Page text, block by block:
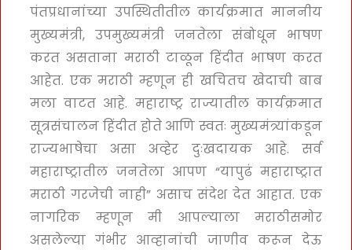
पंतप्रधानांच्या उपस्थितीतील कार्यक्रमात माननीय
मुख्यमंत्री, उपमुख्यमंत्री जनतेला संबोधून भाषण
करत असताना मराठी टाळून हिंदीत भाषण करत
आहेत. एक मराठी म्हणून ही खचितच खेदाची बाब
मला वाटत आहे. महाराष्ट्र राज्यातील कार्यक्रमात
सूत्रसंचालन हिंदीत होते आणि स्वतः मुख्यमंत्र्यांकडून
राज्यभाषेचा असा अव्हेर दुःखदायक आहे. सर्व
महाराष्ट्रातील जनतेला आपण “यापुढं महाराष्ट्रात
मराठी गरजेची नाही” असाच संदेश देत आहात. एक
नागरिक म्हणून मी आपल्याला मराठीसमोर
असलेल्या गंभीर आव्हानांची जाणीव करून देऊ